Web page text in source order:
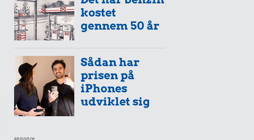
kostet
gennem 50 år
Sådan har
prisen på
iPhones
udviklet sig
annonce